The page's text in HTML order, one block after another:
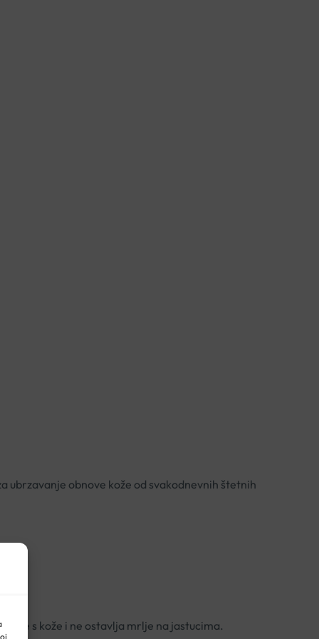
ubrzavanje obnove kože od svakodnevnih štetnih
se s kože i ne ostavlja mrlje na jastucima.